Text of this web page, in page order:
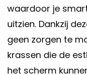
waardoor je
uitzien. Dankzij
geen zorgen te
krassen die de
het scherm